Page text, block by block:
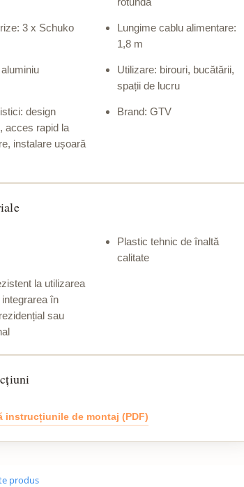
3 x Schuko
Lungime cablu alimentare:
1,8 m
Utilizare: birouri, bucătării,
spații de lucru
design
acces rapid la
instalare ușoară
Brand: GTV
Plastic tehnic de înaltă
calitate
la utilizarea
în
sau
instrucțiunile de montaj (PDF)
produs